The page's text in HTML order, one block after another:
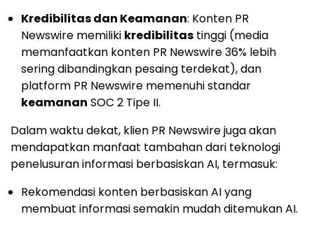
Kredibilitas dan Keamanan: Konten PR
Newswire memiliki kredibilitas tinggi (media
memanfaatkan konten PR Newswire 36% lebih
sering dibandingkan pesaing terdekat), dan
platform PR Newswire memenuhi standar
keamanan SOC 2 Tipe II.
Dalam waktu dekat, klien PR Newswire juga akan
mendapatkan manfaat tambahan dari teknologi
penelusuran informasi berbasiskan AI, termasuk:
Rekomendasi konten berbasiskan AI yang
membuat informasi semakin mudah ditemukan AI.